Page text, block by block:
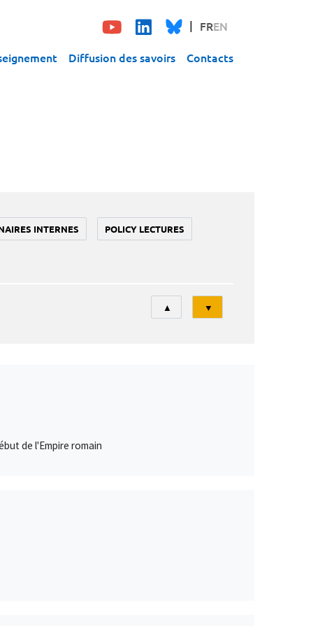
FREN
Diffusion des savoirs Contacts
INTERNES POLICY LECTURES
Tri
▲ ▼
de l'Empire romain